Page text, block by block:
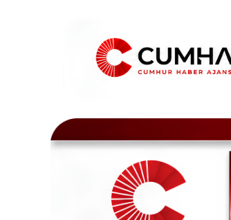
Yerel Yönetimler